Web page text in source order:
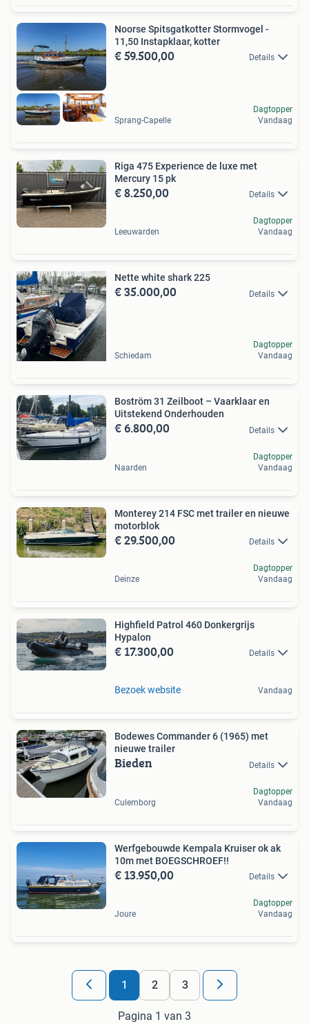
Noorse Spitsgatkotter Stormvogel -
11,50 Instapklaar, kotter
€ 59.500,00 Details
Sprang-Capelle
Dagtopper
Vandaag
Riga 475 Experience de luxe met
Mercury 15 pk
€ 8.250,00 Details
Leeuwarden
Dagtopper
Vandaag
Nette white shark 225
€ 35.000,00 Details
Schiedam
Dagtopper
Vandaag
Boström 31 Zeilboot – Vaarklaar en
Uitstekend Onderhouden
€ 6.800,00 Details
Naarden
Dagtopper
Vandaag
Monterey 214 FSC met trailer en nieuwe
motorblok
€ 29.500,00 Details
Deinze
Dagtopper
Vandaag
Highfield Patrol 460 Donkergrijs
Hypalon
€ 17.300,00 Details
Bezoek website Vandaag
Bodewes Commander 6 (1965) met
nieuwe trailer
Bieden Details
Culemborg
Dagtopper
Vandaag
Werfgebouwde Kempala Kruiser ok ak
10m met BOEGSCHROEF!!
€ 13.950,00 Details
Joure
Dagtopper
Vandaag
1 2 3
Pagina 1 van 3